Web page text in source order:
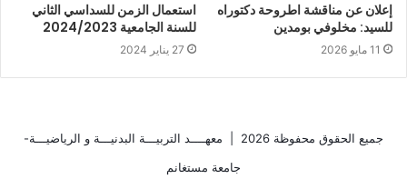
إعلان عن مناقشة اطروحة دكتوراه
للسيد: مخلوفي بومدين
11 مايو 2026
استعمال الزمن للسداسي الثاني
للسنة الجامعية 2024/2023
27 يناير 2024
جميع الحقوق محفوظة 2026 |
معهــــد التربيـــة البدنيـــة و الرياضيـــة-
جامعة مستغانم